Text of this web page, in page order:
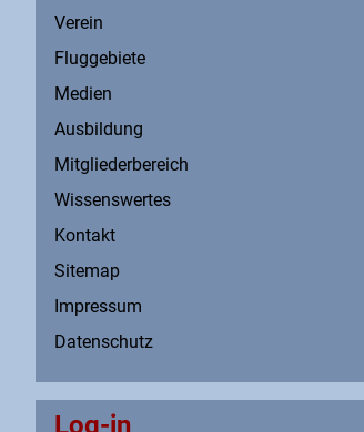
Verein
Fluggebiete
Medien
Ausbildung
Mitgliederbereich
Wissenswertes
Kontakt
Sitemap
Impressum
Datenschutz
Log-in